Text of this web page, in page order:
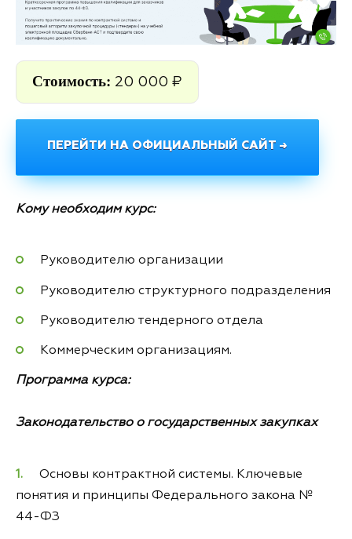
Стоимость: 20 000 ₽
ПЕРЕЙТИ НА ОФИЦИАЛЬНЫЙ САЙТ →
Кому необходим курс:
Руководителю организации
Руководителю структурного подразделения
Руководителю тендерного отдела
Коммерческим организациям.
Программа курса:
Законодательство о государственных закупках
Основы контрактной системы. Ключевые
понятия и принципы Федерального закона №
44-ФЗ